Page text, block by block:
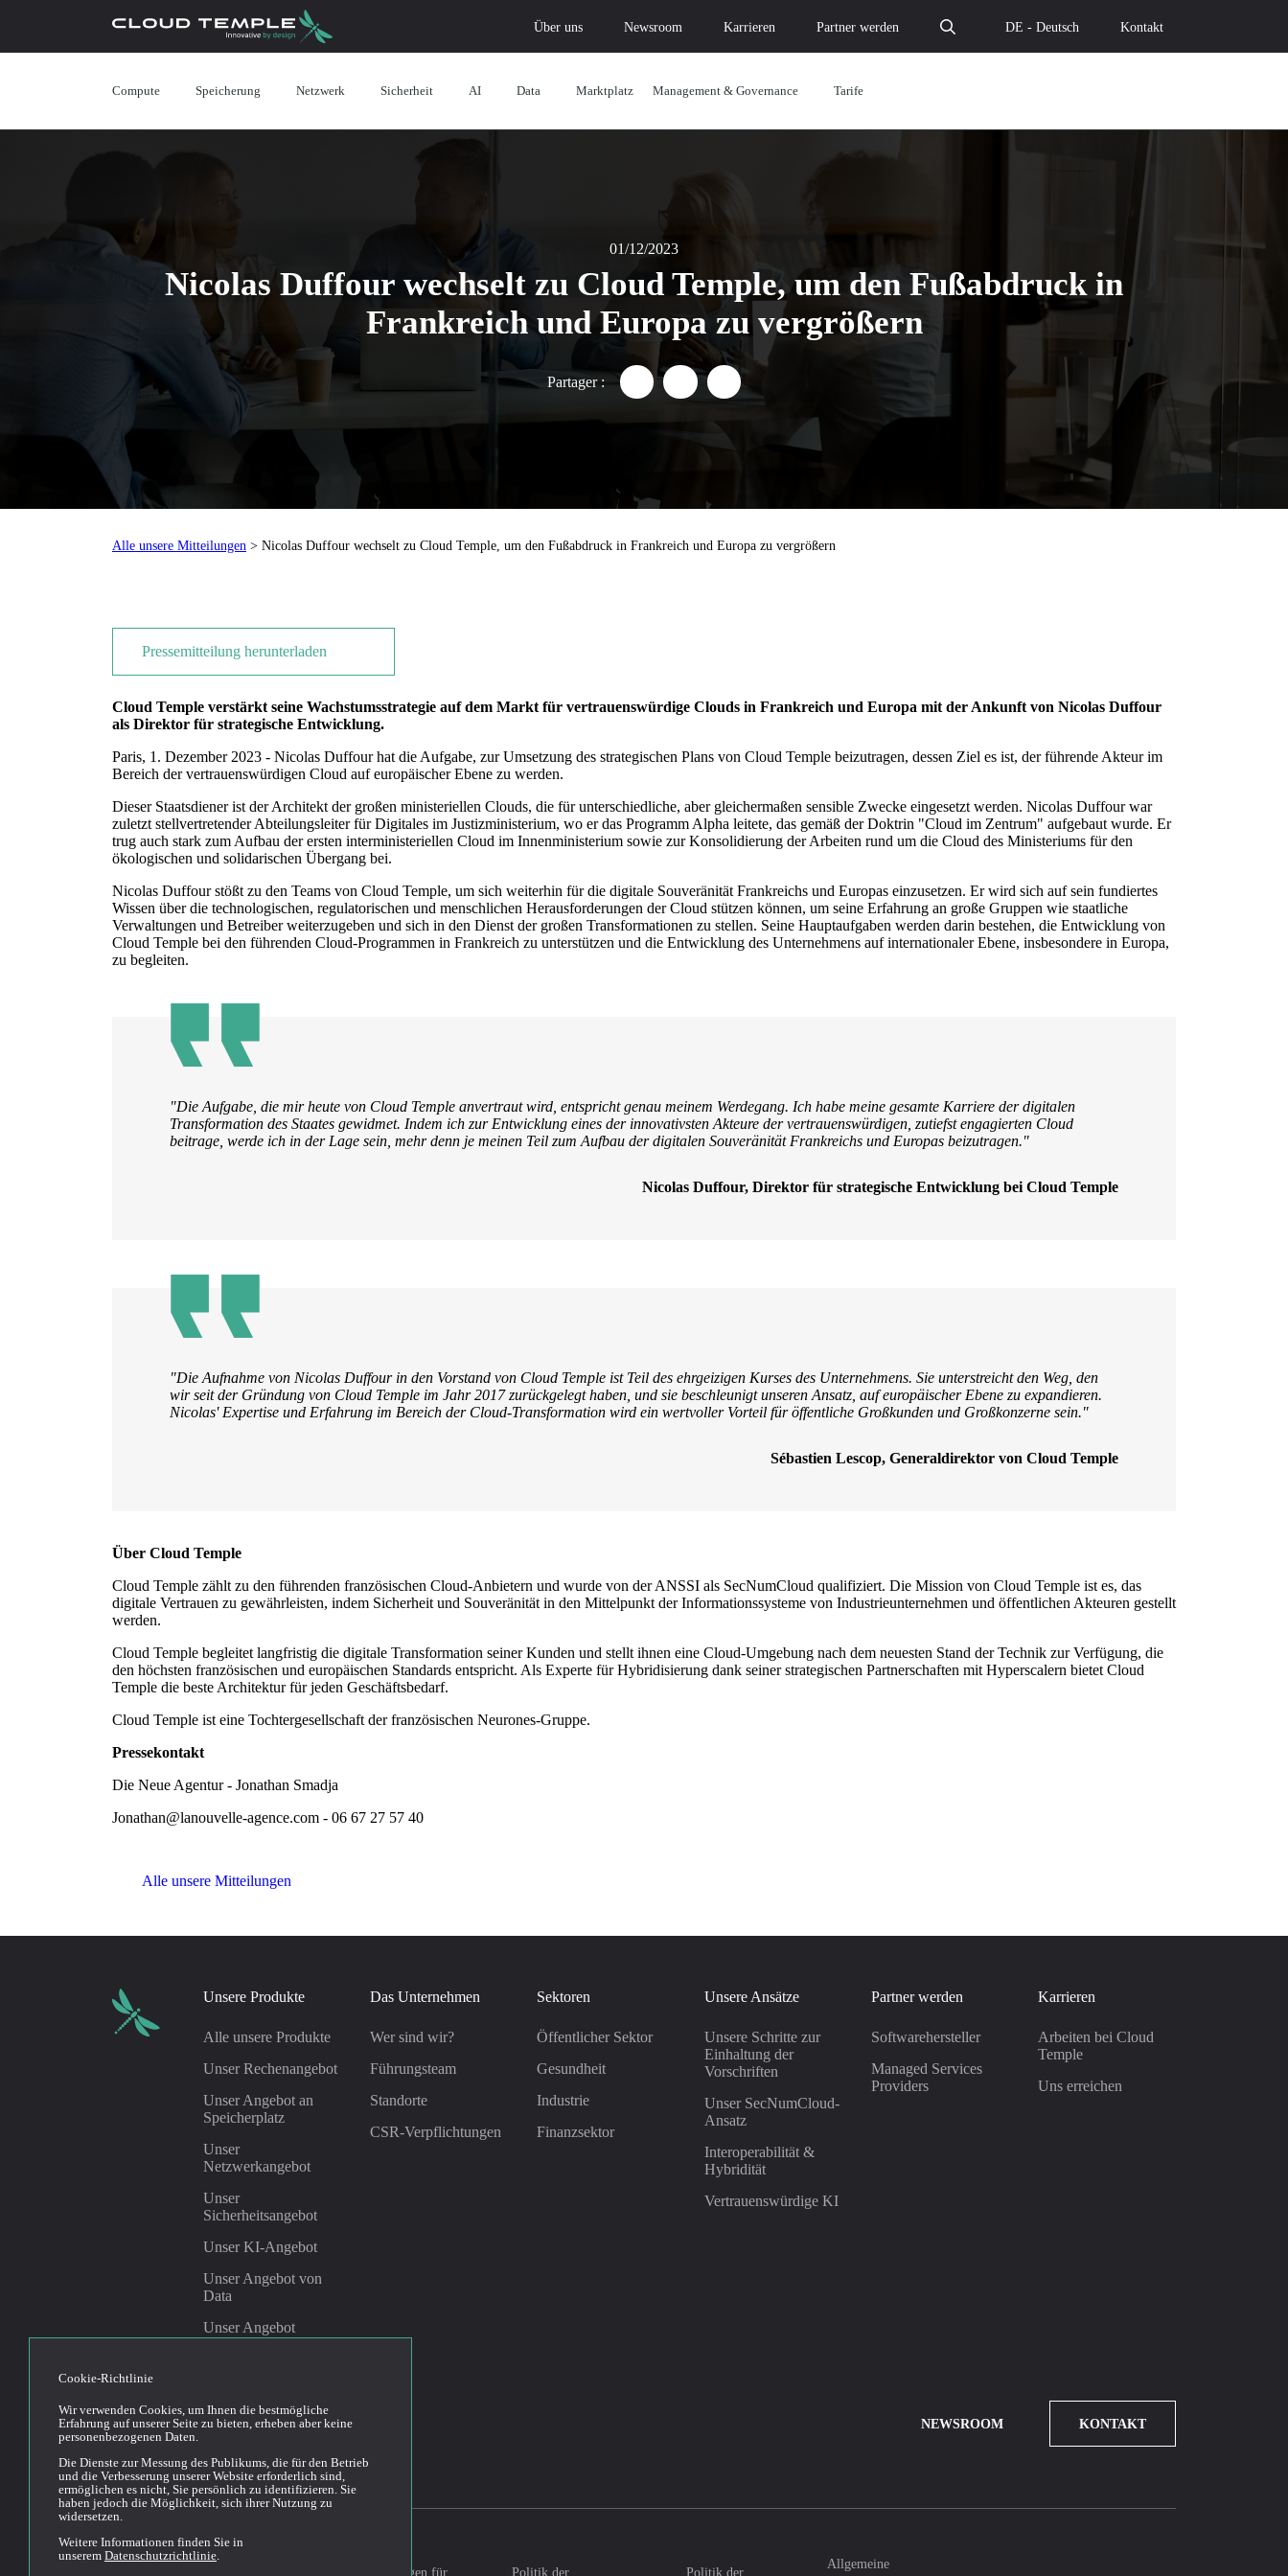
Über uns Newsroom Karrieren Partner werden DE - Deutsch Kontakt
Compute Speicherung Netzwerk Sicherheit AI Data Marktplatz Management & Governance Tarife
01/12/2023
Nicolas Duffour wechselt zu Cloud Temple, um den Fußabdruck in
Frankreich und Europa zu vergrößern
Partager : Partager "Nicolas Duffour wechselt zu Cloud Temple, um den Fußabdruck in
Partager "Nicolas Duffour wechselt zu Cloud Temple, um den Fußabdruck in
Partager "Nicolas Duffour wechselt zu Cloud Temple, um den
Alle unsere Mitteilungen > Nicolas Duffour wechselt zu Cloud Temple, um den Fußabdruck in Frankreich und Europa zu vergrößern
Pressemitteilung herunterladen
Cloud Temple verstärkt seine Wachstumsstrategie auf dem Markt für vertrauenswürdige Clouds in Frankreich und Europa mit der Ankunft von Nicolas Duffour
als Direktor für strategische Entwicklung.
Paris, 1. Dezember 2023 - Nicolas Duffour hat die Aufgabe, zur Umsetzung des strategischen Plans von Cloud Temple beizutragen, dessen Ziel es ist, der führende Akteur im
Bereich der vertrauenswürdigen Cloud auf europäischer Ebene zu werden.
Dieser Staatsdiener ist der Architekt der großen ministeriellen Clouds, die für unterschiedliche, aber gleichermaßen sensible Zwecke eingesetzt werden. Nicolas Duffour war
zuletzt stellvertretender Abteilungsleiter für Digitales im Justizministerium, wo er das Programm Alpha leitete, das gemäß der Doktrin "Cloud im Zentrum" aufgebaut wurde. Er
trug auch stark zum Aufbau der ersten interministeriellen Cloud im Innenministerium sowie zur Konsolidierung der Arbeiten rund um die Cloud des Ministeriums für den
ökologischen und solidarischen Übergang bei.
Nicolas Duffour stößt zu den Teams von Cloud Temple, um sich weiterhin für die digitale Souveränität Frankreichs und Europas einzusetzen. Er wird sich auf sein fundiertes
Wissen über die technologischen, regulatorischen und menschlichen Herausforderungen der Cloud stützen können, um seine Erfahrung an große Gruppen wie staatliche
Verwaltungen und Betreiber weiterzugeben und sich in den Dienst der großen Transformationen zu stellen. Seine Hauptaufgaben werden darin bestehen, die Entwicklung von
Cloud Temple bei den führenden Cloud-Programmen in Frankreich zu unterstützen und die Entwicklung des Unternehmens auf internationaler Ebene, insbesondere in Europa,
zu begleiten.
"Die Aufgabe, die mir heute von Cloud Temple anvertraut wird, entspricht genau meinem Werdegang. Ich habe meine gesamte Karriere der digitalen
Transformation des Staates gewidmet. Indem ich zur Entwicklung eines der innovativsten Akteure der vertrauenswürdigen, zutiefst engagierten Cloud
beitrage, werde ich in der Lage sein, mehr denn je meinen Teil zum Aufbau der digitalen Souveränität Frankreichs und Europas beizutragen."
Nicolas Duffour, Direktor für strategische Entwicklung bei Cloud Temple
"Die Aufnahme von Nicolas Duffour in den Vorstand von Cloud Temple ist Teil des ehrgeizigen Kurses des Unternehmens. Sie unterstreicht den Weg, den
wir seit der Gründung von Cloud Temple im Jahr 2017 zurückgelegt haben, und sie beschleunigt unseren Ansatz, auf europäischer Ebene zu expandieren.
Nicolas' Expertise und Erfahrung im Bereich der Cloud-Transformation wird ein wertvoller Vorteil für öffentliche Großkunden und Großkonzerne sein."
Sébastien Lescop, Generaldirektor von Cloud Temple
Über Cloud Temple
Cloud Temple zählt zu den führenden französischen Cloud-Anbietern und wurde von der ANSSI als SecNumCloud qualifiziert. Die Mission von Cloud Temple ist es, das
digitale Vertrauen zu gewährleisten, indem Sicherheit und Souveränität in den Mittelpunkt der Informationssysteme von Industrieunternehmen und öffentlichen Akteuren gestellt
werden.
Cloud Temple begleitet langfristig die digitale Transformation seiner Kunden und stellt ihnen eine Cloud-Umgebung nach dem neuesten Stand der Technik zur Verfügung, die
den höchsten französischen und europäischen Standards entspricht. Als Experte für Hybridisierung dank seiner strategischen Partnerschaften mit Hyperscalern bietet Cloud
Temple die beste Architektur für jeden Geschäftsbedarf.
Cloud Temple ist eine Tochtergesellschaft der französischen Neurones-Gruppe.
Pressekontakt
Die Neue Agentur - Jonathan Smadja
Jonathan@lanouvelle-agence.com - 06 67 27 57 40
Alle unsere Mitteilungen
Unsere Produkte
Alle unsere Produkte
Unser Rechenangebot
Unser Angebot an
Speicherplatz
Unser
Netzwerkangebot
Unser
Sicherheitsangebot
Unser KI-Angebot
Unser Angebot von
Data
Unser Angebot
Das Unternehmen
Wer sind wir?
Führungsteam
Standorte
CSR-Verpflichtungen
Sektoren
Öffentlicher Sektor
Gesundheit
Industrie
Finanzsektor
Unsere Ansätze
Unsere Schritte zur
Einhaltung der
Vorschriften
Unser SecNumCloud-
Ansatz
Interoperabilität &
Hybridität
Vertrauenswürdige KI
Partner werden
Softwarehersteller
Managed Services
Providers
Karrieren
Arbeiten bei Cloud
Temple
Uns erreichen
LinkedinYoutube NEWSROOM KONTAKT
Allgemeine Bedingungen für Politik der Politik der
Allgemeine
Cookie-Richtlinie
Wir verwenden Cookies, um Ihnen die bestmögliche
Erfahrung auf unserer Seite zu bieten, erheben aber keine
personenbezogenen Daten.
Die Dienste zur Messung des Publikums, die für den Betrieb
und die Verbesserung unserer Website erforderlich sind,
ermöglichen es nicht, Sie persönlich zu identifizieren. Sie
haben jedoch die Möglichkeit, sich ihrer Nutzung zu
widersetzen.
Weitere Informationen finden Sie in
unserem Datenschutzrichtlinie.